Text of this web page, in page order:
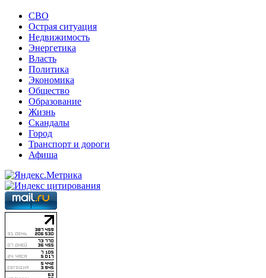
СВО
Острая ситуация
Недвижимость
Энергетика
Власть
Политика
Экономика
Общество
Образование
Жизнь
Скандалы
Город
Транспорт и дороги
Афиша